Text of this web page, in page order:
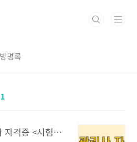
방명록
1
2024년 주택관리사 자격증 <시험일정 / 난이도 / 합격률>